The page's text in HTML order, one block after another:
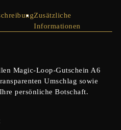
Zusätzliche
Informationen
Magic-Loop-Gutschein A6
Umschlag sowie
persönliche Botschaft.